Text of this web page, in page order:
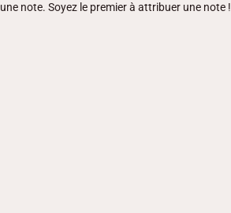
note. Soyez le premier à attribuer une note !